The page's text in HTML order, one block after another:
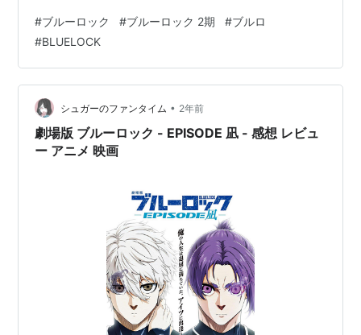
った、U20声優の揃え方に目玉落としたりもしました
が、 今回は、以前にした、個人的な追加キャラの声優予
想の答え合わせと、実際の感想、 プラス、既出となった
声優さんを差し引いた状態で、 改めて、3期以降（2期最
終回でチラ見せあるか…？）になるであろう新キャラ声
優予想をしてみたいなと思いま…
#ブルーロック #ブルーロック 2期 #ブルロ
#BLUELOCK
シュガーのファンタイム • 2年前
劇場版 ブルーロック - EPISODE 凪 - 感想 レビュ
ー アニメ 映画